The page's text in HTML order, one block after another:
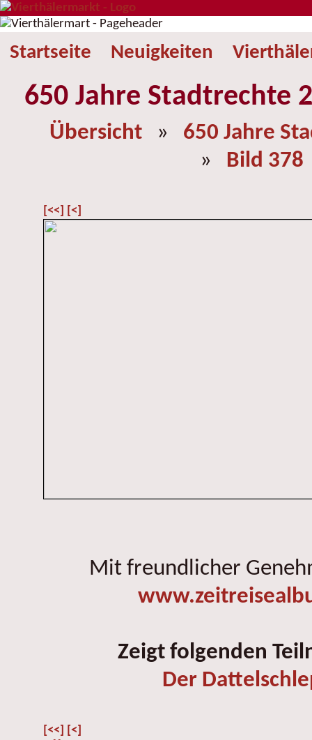
Startseite Neuigkeiten
650 Jahre Stadtrechte
Übersicht » 650 Jahre
» Bild 378
[<<] [<]
Mit freundlicher
Zeigt folgenden
Der
[<<] [<]